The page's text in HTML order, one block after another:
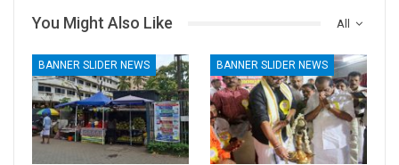
All
You Might Also Like
BANNER SLIDER NEWS BANNER SLIDER NEWS